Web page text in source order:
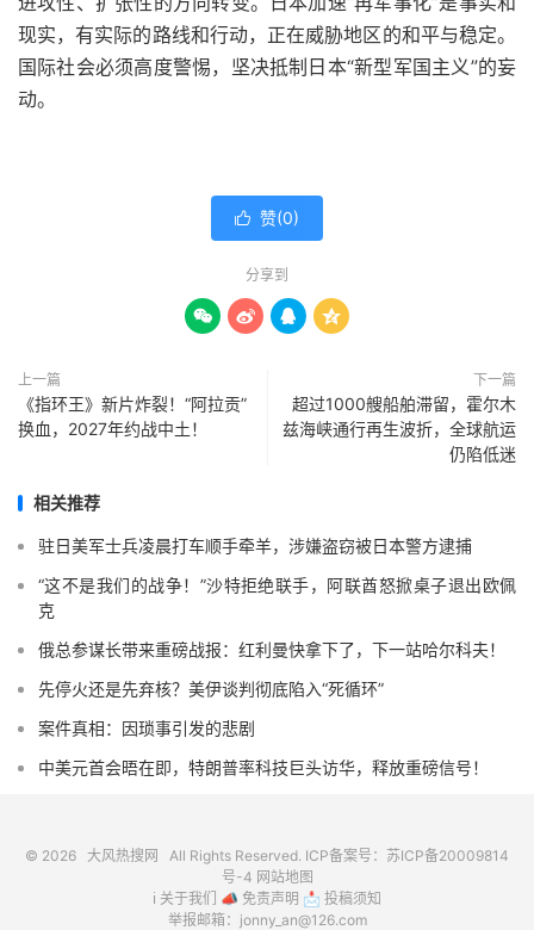
现实，有实际的路线和行动，正在威胁地区的和平与稳定。
国际社会必须高度警惕，坚决抵制日本“新型军国主义”的妄
动。
 赞(0)
分享到
   
上一篇
《指环王》新片炸裂！“阿拉贡”
换血，2027年约战中土！
下一篇
超过1000艘船舶滞留，霍尔木
兹海峡通行再生波折，全球航运
仍陷低迷
相关推荐
驻日美军士兵凌晨打车顺手牵羊，涉嫌盗窃被日本警方逮捕
“这不是我们的战争！”沙特拒绝联手，阿联酋怒掀桌子退出欧佩
克
俄总参谋长带来重磅战报：红利曼快拿下了，下一站哈尔科夫！
先停火还是先弃核？美伊谈判彻底陷入“死循环”
案件真相：因琐事引发的悲剧
中美元首会晤在即，特朗普率科技巨头访华，释放重磅信号！
© 2026 大风热搜网 All Rights Reserved. ICP备案号： 苏ICP备20009814
号-4 网站地图
ℹ️ 关于我们 📣 免责声明 📩 投稿须知
举报邮箱：jonny_an@126.com